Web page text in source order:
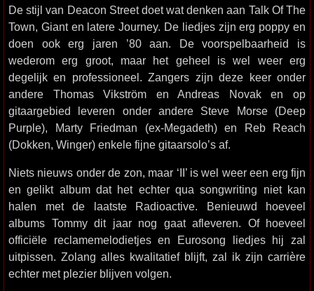
De stijl van Deacon Street doet wat denken aan Talk Of The
Town, Giant en latere Journey. De liedjes zijn erg poppy en
doen ook erg jaren ’80 aan. De voorspelbaarheid is
wederom erg groot, maar het geheel is wel weer erg
degelijk en professioneel. Zangers zijn deze keer onder
andere Thomas Vikström en Andreas Novak en op
gitaargebied leveren onder andere Steve Morse (Deep
Purple), Marty Friedman (ex-Megadeth) en Reb Reach
(Dokken, Winger) enkele fijne gitaarsolo’s af.
Niets nieuws onder de zon, maar ‘II’ is wel weer een erg fijn
en gelikt album dat het echter qua songwriting niet kan
halen met de laatste Radioactive. Benieuwd hoeveel
albums Tommy dit jaar nog gaat afleveren. Of hoeveel
officiële reclamemelodietjes en Eurosong liedjes hij zal
uitpissen. Zolang alles kwalitatief blijft, zal ik zijn carrière
echter met plezier blijven volgen.